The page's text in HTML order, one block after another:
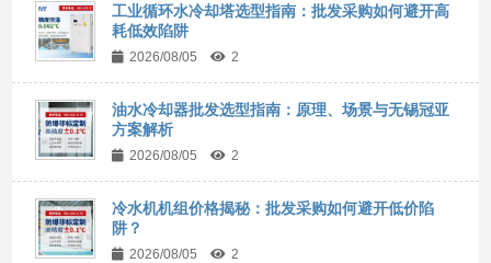
工业循环水冷却塔选型指南：批发采购如何避开高
耗低效陷阱
2026/08/05 2
油水冷却器批发选型指南：原理、场景与无锡冠亚
方案解析
2026/08/05 2
冷水机机组价格揭秘：批发采购如何避开低价陷
阱？
2026/08/05 2